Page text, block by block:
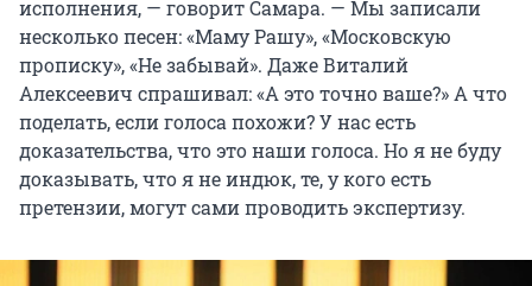
исполнения, — говорит Самара. — Мы записали
несколько песен: «Маму Рашу», «Московскую
прописку», «Не забывай». Даже Виталий
Алексеевич спрашивал: «А это точно ваше?» А что
поделать, если голоса похожи? У нас есть
доказательства, что это наши голоса. Но я не буду
доказывать, что я не индюк, те, у кого есть
претензии, могут сами проводить экспертизу.